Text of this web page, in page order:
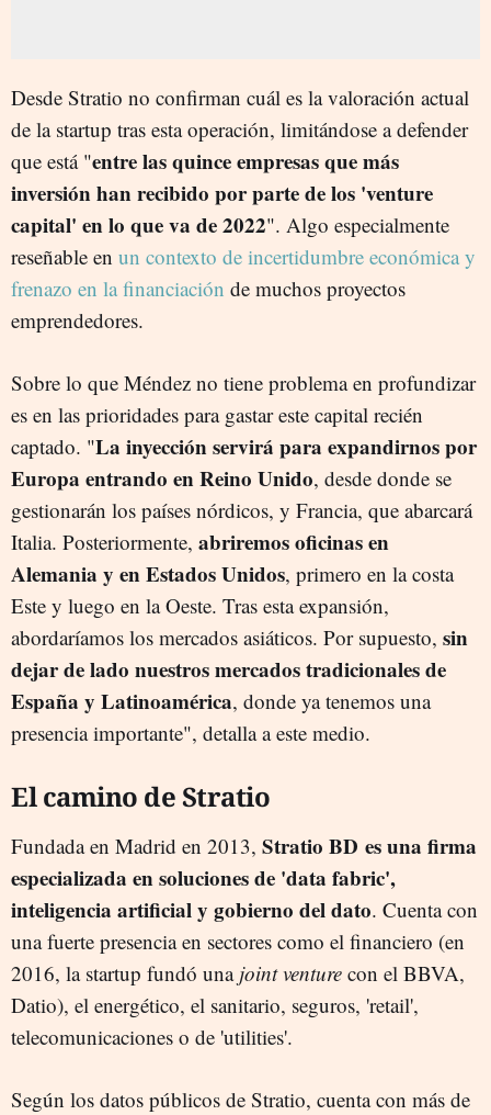
Desde Stratio no confirman cuál es la valoración actual
de la startup tras esta operación, limitándose a defender
que está "entre las quince empresas que más
inversión han recibido por parte de los 'venture
capital' en lo que va de 2022". Algo especialmente
reseñable en un contexto de incertidumbre económica y
frenazo en la financiación de muchos proyectos
emprendedores.
Sobre lo que Méndez no tiene problema en profundizar
es en las prioridades para gastar este capital recién
captado. "La inyección servirá para expandirnos por
Europa entrando en Reino Unido, desde donde se
gestionarán los países nórdicos, y Francia, que abarcará
Italia. Posteriormente, abriremos oficinas en
Alemania y en Estados Unidos, primero en la costa
Este y luego en la Oeste. Tras esta expansión,
abordaríamos los mercados asiáticos. Por supuesto, sin
dejar de lado nuestros mercados tradicionales de
España y Latinoamérica, donde ya tenemos una
presencia importante", detalla a este medio.
El camino de Stratio
Fundada en Madrid en 2013, Stratio BD es una firma
especializada en soluciones de 'data fabric',
inteligencia artificial y gobierno del dato. Cuenta con
una fuerte presencia en sectores como el financiero (en
2016, la startup fundó una joint venture con el BBVA,
Datio), el energético, el sanitario, seguros, 'retail',
telecomunicaciones o de 'utilities'.
Según los datos públicos de Stratio, cuenta con más de